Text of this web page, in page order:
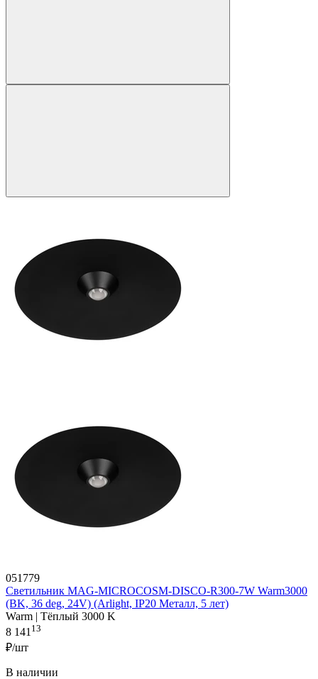
051779
Светильник MAG-MICROCOSM-DISCO-R300-7W Warm3000
(BK, 36 deg, 24V) (Arlight, IP20 Металл, 5 лет)
Warm | Тёплый 3000 K
8 14113
₽/шт
В наличии